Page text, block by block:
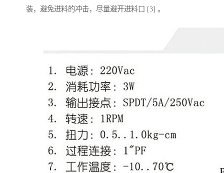
装，避免进料的冲击，尽量避开进料口 [3] 。